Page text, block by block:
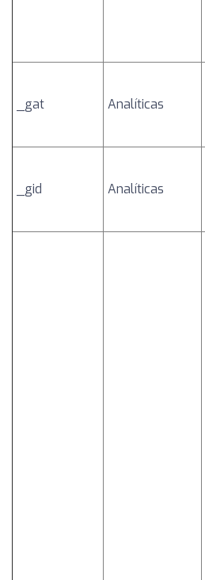
_gat Analíticas
_gid Analíticas